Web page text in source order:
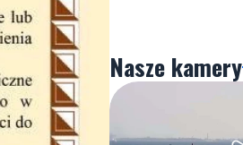
Nasze kamery